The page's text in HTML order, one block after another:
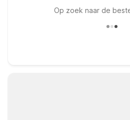
Op zoek naar de